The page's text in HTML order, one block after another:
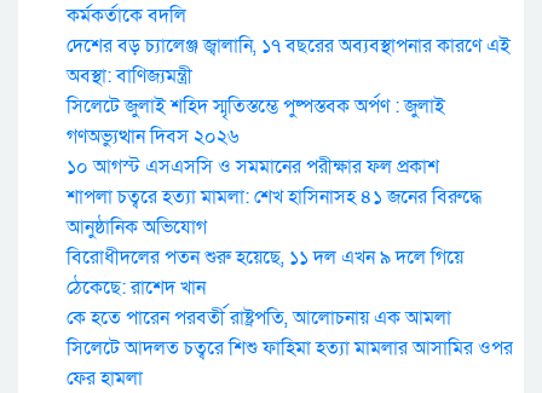
কর্মকর্তাকে বদলি
দেশের বড় চ্যালেঞ্জ জ্বালানি, ১৭ বছরের অব্যবস্থাপনার কারণে এই
অবস্থা: বাণিজ্যমন্ত্রী
সিলেটে জুলাই শহিদ স্মৃতিস্তম্ভে পুষ্পস্তবক অর্পণ : জুলাই
গণঅভ্যুত্থান দিবস ২০২৬
১০ আগস্ট এসএসসি ও সমমানের পরীক্ষার ফল প্রকাশ
শাপলা চত্বরে হত্যা মামলা: শেখ হাসিনাসহ ৪১ জনের বিরুদ্ধে
আনুষ্ঠানিক অভিযোগ
বিরোধীদলের পতন শুরু হয়েছে, ১১ দল এখন ৯ দলে গিয়ে
ঠেকেছে: রাশেদ খান
কে হতে পারেন পরবর্তী রাষ্ট্রপতি, আলোচনায় এক আমলা
সিলেটে আদলত চত্বরে শিশু ফাহিমা হত্যা মামলার আসামির ওপর
ফের হামলা